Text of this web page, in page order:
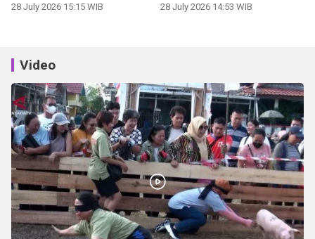
28 July 2026 15:15 WIB 28 July 2026 14:53 WIB
Video